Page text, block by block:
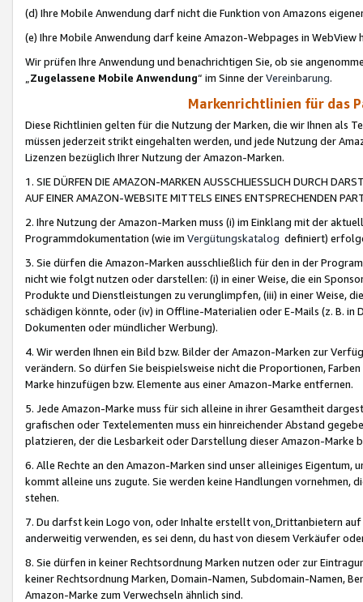
(d) Ihre Mobile Anwendung darf nicht die Funktion von Amazons
(e) Ihre Mobile Anwendung darf keine Amazon-Webpages in WebView
Wir prüfen Ihre Anwendung und benachrichtigen Sie, ob sie
„Zugelassene Mobile Anwendung“ im Sinne derVereinbarung.
Markenrichtlinien für das
Diese Richtlinien gelten für die Nutzung der Marken, die wir Ihnen als
müssen jederzeit strikt eingehalten werden, und jede Nutzung der
Lizenzen bezüglich Ihrer Nutzung der Amazon-Marken.
1. SIE DÜRFEN DIE AMAZON-MARKEN AUSSCHLIESSLICH DURCH
AUF EINER AMAZON-WEBSITE MITTELS EINES ENTSPRECHENDEN
2. Ihre Nutzung der Amazon-Marken muss (i) im Einklang mit der
Programmdokumentation (wie im Vergütungskatalog definiert)
3. Sie dürfen die Amazon-Marken ausschließlich für den in der
nicht wie folgt nutzen oder darstellen: (i) in einer Weise, die ein
Produkte und Dienstleistungen zu verunglimpfen, (iii) in einer Weise,
schädigen könnte, oder (iv) in Offline-Materialien oder E-Mails (z. B. in
Dokumenten oder mündlicher Werbung).
4. Wir werden Ihnen ein Bild bzw. Bilder der Amazon-Marken zur
verändern. So dürfen Sie beispielsweise nicht die Proportionen,
Marke hinzufügen bzw. Elemente aus einer Amazon-Marke entfernen.
5. Jede Amazon-Marke muss für sich alleine in ihrer Gesamtheit
grafischen oder Textelementen muss ein hinreichender Abstand
platzieren, der die Lesbarkeit oder Darstellung dieser Amazon-Marke
6. Alle Rechte an den Amazon-Marken sind unser alleiniges
kommt alleine uns zugute. Sie werden keine Handlungen vornehmen,
stehen.
7. Du darfst kein Logo von, oder Inhalte erstellt von,Drittanbietern auf
anderweitig verwenden, es sei denn, du hast von diesem Verkäufer
8. Sie dürfen in keiner Rechtsordnung Marken nutzen oder zur
keiner Rechtsordnung Marken, Domain-Namen, Subdomain-Namen,
Amazon-Marke zum Verwechseln ähnlich sind.